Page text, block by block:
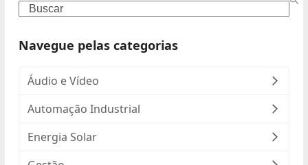
Navegue pelas categorias
Áudio e Vídeo
Automação Industrial
Energia Solar